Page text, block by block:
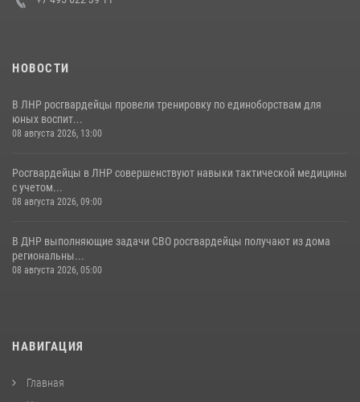
НОВОСТИ
В ЛНР росгвардейцы провели тренировку по единоборствам для
юных воспит...
08 августа 2026, 13:00
Росгвардейцы в ЛНР совершенствуют навыки тактической медицины
с учетом...
08 августа 2026, 09:00
В ДНР выполняющие задачи СВО росгвардейцы получают из дома
региональны...
08 августа 2026, 05:00
НАВИГАЦИЯ
Главная